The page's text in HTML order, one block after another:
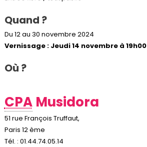
Quand ?
Du 12 au 30 novembre 2024
Vernissage : Jeudi 14 novembre à 19h00
Où ?
CPAMusidora
51 rue François Truffaut,
Paris 12 ème
Tél. : 01.44.74.05.14